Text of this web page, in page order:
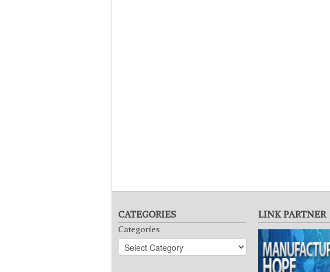
CATEGORIES
Categories
LINK PARTNER